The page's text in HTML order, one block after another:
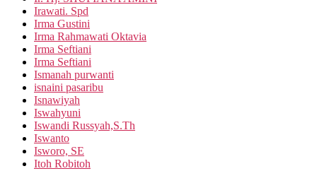
Irawati. Spd
Irma Gustini
Irma Rahmawati Oktavia
Irma Seftiani
Irma Seftiani
Ismanah purwanti
isnaini pasaribu
Isnawiyah
Iswahyuni
Iswandi Russyah,S.Th
Iswanto
Isworo, SE
Itoh Robitoh